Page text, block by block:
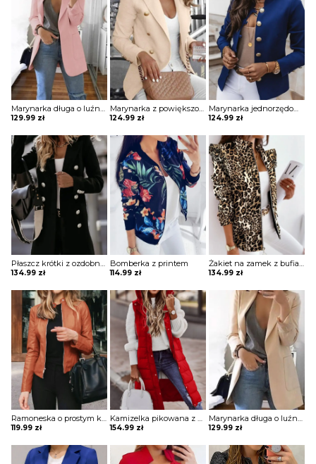
Marynarka długa o luźnym kroju z kieszeniami
129.99 zł
Marynarka z powiększonymi ramionami z ozdobnymi guzikami
124.99 zł
Marynarka jednorzędowa z ozdobnymi guzikami
124.99 zł
Płaszcz krótki z ozdobnymi guzikami
134.99 zł
Bomberka z printem
114.99 zł
Żakiet na zamek z bufiastymi rękawami i stójką
134.99 zł
Ramoneska o prostym kroju
119.99 zł
Kamizelka pikowana z kapturem długa
154.99 zł
Marynarka długa o luźnym kroju z kieszeniami
129.99 zł